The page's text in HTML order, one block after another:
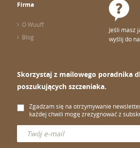
Firma
O Wuuff
Blog
Jeśli masz
wyślij do
Skorzystaj z mailowego poradnika
poszukujących szczeniaka.
Zgadzam się na otrzymywanie
każdej chwili mogę zrezygnować z